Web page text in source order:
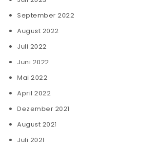
September 2022
August 2022
Juli 2022
Juni 2022
Mai 2022
April 2022
Dezember 2021
August 2021
Juli 2021